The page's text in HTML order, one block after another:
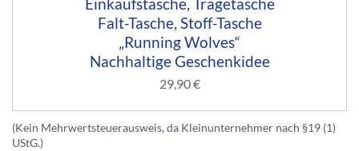
Falt-Tasche, Stoff-Tasche
„Running Wolves“
Nachhaltige Geschenkidee
29,90€
(Kein Mehrwertsteuerausweis, da Kleinunternehmer nach §19 (1)
UStG.)